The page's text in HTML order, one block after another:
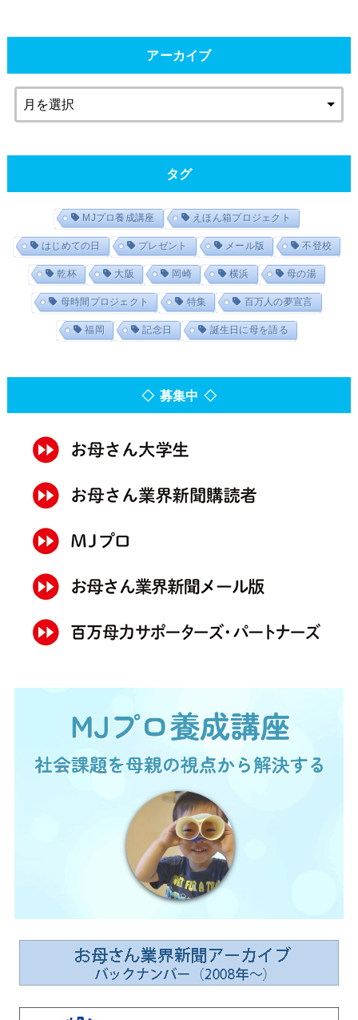
アーカイブ
タグ
MJプロ養成講座 えほん箱プロジェクト
はじめての日 プレゼント メール版 不登校
乾杯 大阪 岡崎 横浜 母の湯
母時間プロジェクト 特集 百万人の夢宣言
福岡 記念日 誕生日に母を語る
◇ 募集中 ◇